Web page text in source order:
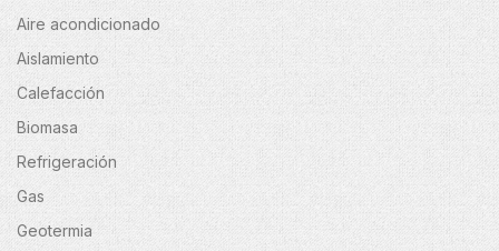
Aire acondicionado
Aislamiento
Calefacción
Biomasa
Refrigeración
Gas
Geotermia